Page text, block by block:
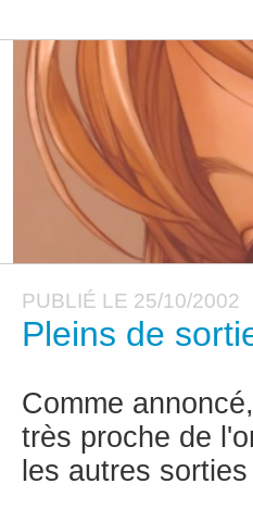
PUBLIÉ LE 25/10/2002
Pleins de
Comme
très proche de
les autres